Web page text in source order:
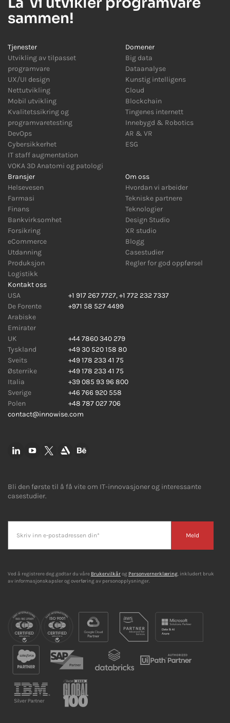
sammen!
Tjenester
Utvikling av tilpasset
programvare
UX/UI design
Nettutvikling
Mobil utvikling
Kvalitetssikring og
programvaretesting
DevOps
Cybersikkerhet
IT staff augmentation
VOKA 3D Anatomi og patologi
Domener
Big data
Dataanalyse
Kunstig intelligens
Cloud
Blockchain
Tingenes internett
Innebygd & Robotics
AR & VR
ESG
Bransjer
Helsevesen
Farmasi
Finans
Bankvirksomhet
Forsikring
eCommerce
Utdanning
Produksjon
Logistikk
Om oss
Hvordan vi arbeider
Tekniske partnere
Teknologier
Design Studio
XR studio
Blogg
Casestudier
Regler for god oppførsel
Kontakt oss
USA
+1 917 267 7727,+1 772 232 7337
De Forente
Arabiske
Emirater
+971 58 527 4499
UK
+44 7860 340 279
Tyskland
+49 30 520 158 80
Sveits
+49 178 233 41 75
Østerrike
+49 178 233 41 75
Italia
+39 085 93 96 800
Sverige
+46 766 920 558
Polen
+48 787 027 706
contact@innowise.com
Bli den første til å få vite om IT-innovasjoner og interessante
casestudier.
Meld
Ved å registrere deg godtar du våre Brukervilkårog Personvernerklæring, inkludert bruk
av informasjonskapsler og overføring av personopplysninger.